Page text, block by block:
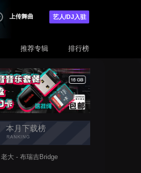
上传舞曲 艺人/DJ入驻
推荐专辑 排行榜
本月下载榜
老大 - 布瑞吉Bridge